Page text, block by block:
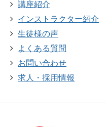
講座紹介
インストラクター紹介
生徒様の声
よくある質問
お問い合わせ
求人・採用情報